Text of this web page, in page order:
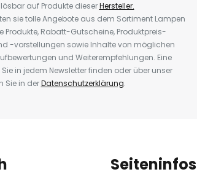
auf Produkte dieserHersteller.
sie tolle Angebote aus dem Sortiment Lampen
Rabatt-Gutscheine, Produktpreis-
-vorstellungen sowie Inhalte von möglichen
und Weiterempfehlungen. Eine
in jedem Newsletter finden oder über unser
Sie in derDatenschutzerklärung.
Seiteninfos